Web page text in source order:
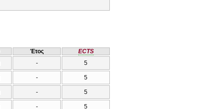
Έτος
ECTS
- 5
- 5
- 5
- 5